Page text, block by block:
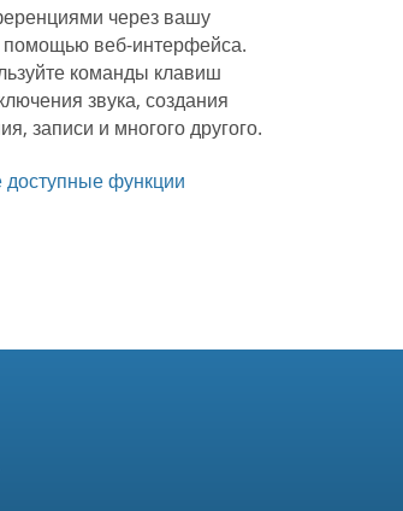
через вашу
помощью веб-интерфейса.
команды клавиш
звука, создания
записи и многого другого.
доступные функции